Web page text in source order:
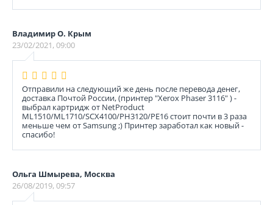
Владимир О. Крым
23/02/2021, 09:00
Отправили на следующий же день после перевода денег,
доставка Почтой России, (принтер "Xerox Phaser 3116" ) -
выбрал картридж от NetProduct
ML1510/ML1710/SCX4100/PH3120/PE16 стоит почти в 3 раза
меньше чем от Samsung ;) Принтер заработал как новый -
спасибо!
Ольга Шмырева, Москва
26/08/2019, 09:57